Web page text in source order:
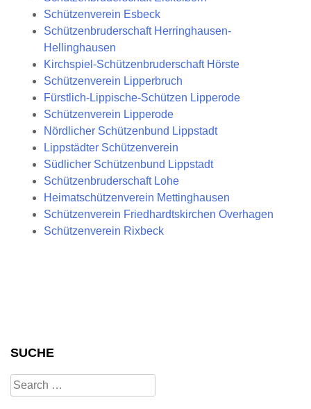
Schützenverein Esbeck
Schützenbruderschaft Herringhausen-
Hellinghausen
Kirchspiel-Schützenbruderschaft Hörste
Schützenverein Lipperbruch
Fürstlich-Lippische-Schützen Lipperode
Schützenverein Lipperode
Nördlicher Schützenbund Lippstadt
Lippstädter Schützenverein
Südlicher Schützenbund Lippstadt
Schützenbruderschaft Lohe
Heimatschützenverein Mettinghausen
Schützenverein Friedhardtskirchen Overhagen
Schützenverein Rixbeck
SUCHE
Search
for: